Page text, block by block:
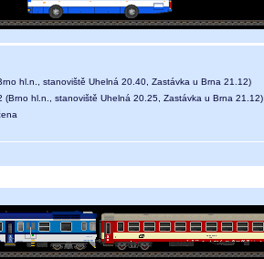
hl.n., stanoviště Uhelná 20.40, Zastávka u Brna 21.12)
hl.n., stanoviště Uhelná 20.25, Zastávka u Brna 21.12)